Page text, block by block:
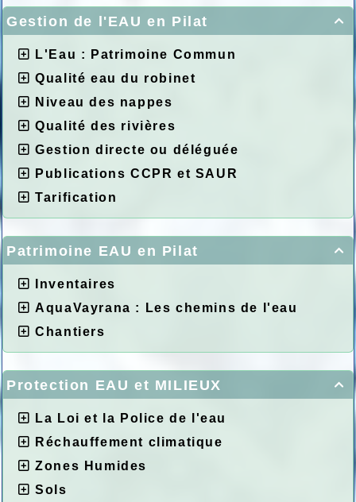

Gestion de l'EAU en Pilat
L'Eau : Patrimoine Commun
Qualité eau du robinet
Niveau des nappes
Qualité des rivières
Gestion directe ou déléguée
Publications CCPR et SAUR
Tarification

Patrimoine EAU en Pilat
Inventaires
AquaVayrana : Les chemins de l'eau
Chantiers

Protection EAU et MILIEUX
La Loi et la Police de l'eau
Réchauffement climatique
Zones Humides
Sols